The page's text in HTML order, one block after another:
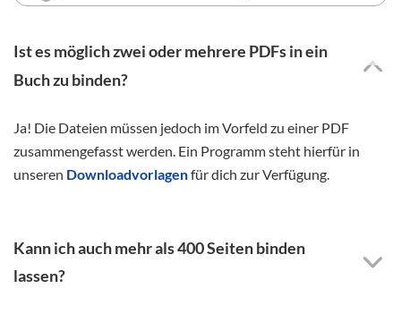
Ist es möglich zwei oder mehrere PDFs in ein
Buch zu binden?
Ja! Die Dateien müssen jedoch im Vorfeld zu einer PDF
zusammengefasst werden. Ein Programm steht hierfür in
unseren Downloadvorlagenfür dich zur Verfügung.
Kann ich auch mehr als 400 Seiten binden
lassen?